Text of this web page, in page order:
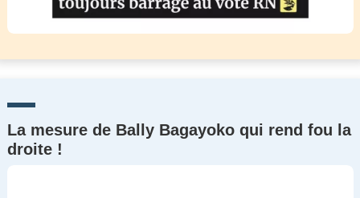
La mesure de Bally Bagayoko qui rend fou la
droite !